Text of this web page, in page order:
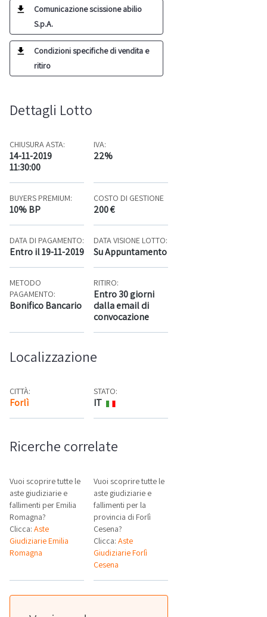
Comunicazione scissione abilio
S.p.A.
Condizioni specifiche di vendita e
ritiro
Dettagli Lotto
CHIUSURA ASTA:
14-11-2019
11:30:00
IVA:
22%
BUYERS PREMIUM:
10% BP
COSTO DI GESTIONE
200 €
DATA DI PAGAMENTO:
Entro il 19-11-2019
DATA VISIONE LOTTO:
Su Appuntamento
METODO
PAGAMENTO:
Bonifico Bancario
RITIRO:
Entro 30 giorni
dalla email di
convocazione
Localizzazione
CITTÀ:
Forlì Mappa
STATO:
IT
Ricerche correlate
Vuoi scoprire tutte le
aste giudiziarie e
fallimenti per Emilia
Romagna?
Clicca: Aste
Giudiziarie Emilia
Romagna
Vuoi scoprire tutte le
aste giudiziarie e
fallimenti per la
provincia di Forlì
Cesena?
Clicca:Aste
Giudiziarie Forlì
Cesena